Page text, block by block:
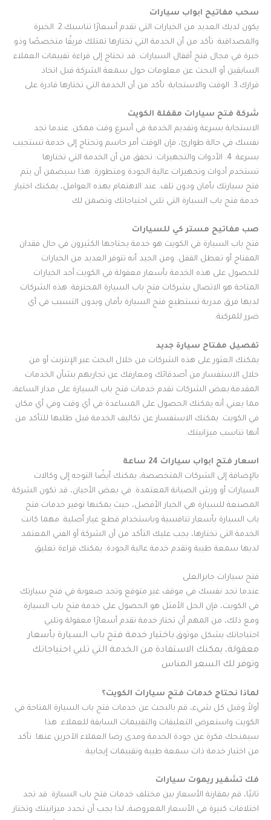
سحب مفاتيح ابواب سيارات
يكون لديك العديد من الخيارات التي تقدم أسعارًا تناسبك.2. الخبرة
والمصداقية: تأكد من أن الخدمة التي تختارها تمتلك فريقًا متخصصًا وذو
خبرة في مجال فتح أقفال السيارات. قد تحتاج إلى قراءة تقييمات العملاء
السابقين أو البحث عن معلومات حول سمعة الشركة قبل اتخاذ
قرارك.3. الوقت والاستجابة: تأكد من أن الخدمة التي تختارها قادرة على
شركة فتح سيارات مقفلة الكويت
الاستجابة بسرعة وتقديم الخدمة في أسرع وقت ممكن. عندما تجد
نفسك في حالة طوارئ، فإن الوقت أمر حاسم وتحتاج إلى خدمة تستجيب
بسرعة. 4. الأدوات والتجهيزات: تحقق من أن الخدمة التي تختارها
تستخدم أدوات وتجهيزات عالية الجودة ومتطورة. هذا سيضمن أن يتم
فتح سيارتك بأمان ودون تلف. عند الاهتمام بهذه العوامل، يمكنك اختيار
خدمة فتح باب السيارة التي تلبي احتياجاتك وتضمن لك
صب مفاتيح مستر كي للسيارات
فتح باب السيارة في الكويت هو خدمة يحتاجها الكثيرون في حال فقدان
المفتاح أو تعطل القفل. ومن الجيد أنه تتوفر العديد من الخيارات
للحصول على هذه الخدمة بأسعار معقولة في الكويت.أحد الخيارات
المتاحة هو الاتصال بشركات فتح باب السيارة المحترفة. هذه الشركات
لديها فرق مدربة تستطيع فتح السيارة بأمان وبدون التسبب في أي
ضرر للمركبة.
تفصيل مفتاح سيارة جديد
يمكنك العثور على هذه الشركات من خلال البحث عبر الإنترنت أو من
خلال الاستفسار من أصدقائك ومعارفك عن تجاربهم بشأن الخدمات
المقدمة.بعض الشركات تقدم خدمات فتح باب السيارة على مدار الساعة،
مما يعني أنه يمكنك الحصول على المساعدة في أي وقت وفي أي مكان
في الكويت. يمكنك الاستفسار عن تكاليف الخدمة قبل طلبها للتأكد من
أنها تناسب ميزانيتك.
اسعار فتح ابواب سيارات 24 ساعة
بالإضافة إلى الشركات المتخصصة، يمكنك أيضًا التوجه إلى وكالات
السيارات أو ورش الصيانة المعتمدة. في بعض الأحيان، قد تكون الشركة
المصنعة للسيارة هي الخيار الأفضل، حيث يمكنها توفير خدمات فتح
باب السيارة بأسعار تنافسية وباستخدام قطع غيار أصلية. مهما كانت
الخدمة التي تختارها، يجب عليك التأكد من أن الشركة أو الفني المعتمد
لديها سمعة طيبة وتقدم خدمة عالية الجودة. يمكنك قراءة تعليق
فتح سيارات جابرالعلى
عندما تجد نفسك في موقف غير متوقع وتجد صعوبة في فتح سيارتك
في الكويت، فإن الحل الأمثل هو الحصول على خدمة فتح باب السيارة.
ومع ذلك، من المهم أن تختار خدمة تقدم أسعارًا معقولة وتلبي
احتياجاتك بشكل موثوق.باختيار خدمة فتح باب السيارة بأسعار
معقولة، يمكنك الاستفادة من الخدمة التي تلبي احتياجاتك
وتوفر لك السعر المناس
لماذا نحتاج خدمات فتح سيارات الكويت؟
أولاً وقبل كل شيء، قم بالبحث عن خدمات فتح باب السيارة المتاحة في
الكويت واستعرض التعليقات والتقييمات السابقة للعملاء. هذا
سيمنحك فكرة عن جودة الخدمة ومدى رضا العملاء الآخرين عنها. تأكد
من اختيار خدمة ذات سمعة طيبة وتقييمات إيجابية.
فك تشفير ريموت سيارات
ثانيًا، قم بمقارنة الأسعار بين مختلف خدمات فتح باب السيارة. قد تجد
اختلافات كبيرة في الأسعار المعروضة، لذا يجب أن تحدد ميزانيتك وتختار